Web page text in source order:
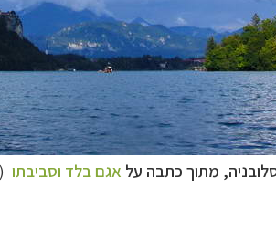
מתוך כתבה על אגם בלד וסביבתו